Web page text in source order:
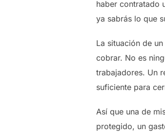
haber contratado
ya sabrás lo que
La situación de
cobrar. No es
trabajadores. Un
suficiente para
Así que una de
protegido, un